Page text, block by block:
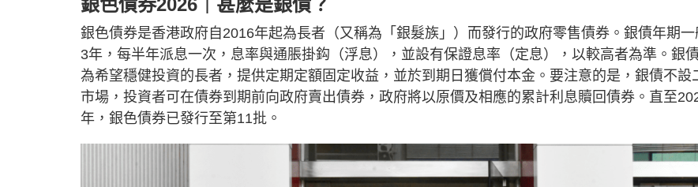
銀色債券2026｜甚麼是銀債？
銀色債券是香港政府自2016年起為長者（又稱為「銀髮族」）而發行的政府零售債券。銀債年期一
3年，每半年派息一次，息率與通脹掛鈎（浮息），並設有保證息率（定息），以較高者為準。銀
為希望穩健投資的長者，提供定期定額固定收益，並於到期日獲償付本金。要注意的是，銀債不設
市場，投資者可在債券到期前向政府賣出債券，政府將以原價及相應的累計利息贖回債券。直至
年，銀色債券已發行至第11批。